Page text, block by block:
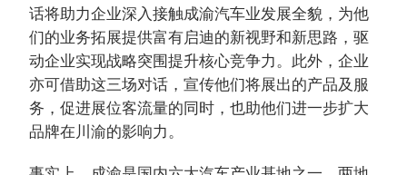
话将助力企业深入接触成渝汽车业发展全貌，为他
们的业务拓展提供富有启迪的新视野和新思路，驱
动企业实现战略突围提升核心竞争力。此外，企业
亦可借助这三场对话，宣传他们将展出的产品及服
务，促进展位客流量的同时，也助他们进一步扩大
品牌在川渝的影响力。